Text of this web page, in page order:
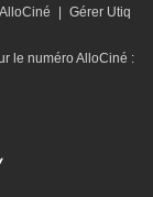
Gérer Utiq
le numéro AlloCiné :